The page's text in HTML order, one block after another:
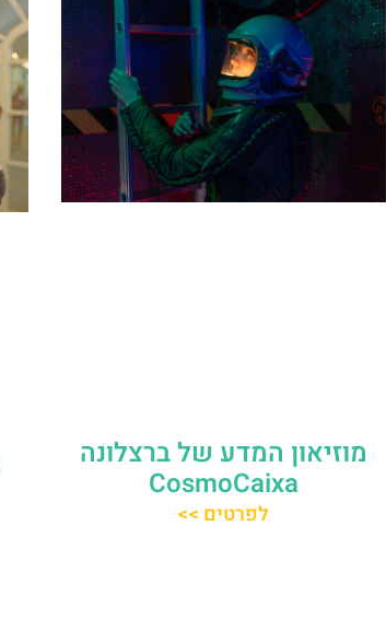
מוזיאון המדע של ברצלונה
CosmoCaixa
לפרטים >>